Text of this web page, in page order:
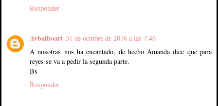
Responder
Avbalboart 31 de octubre de 2016 a las 7:46
A nosotras nos ha encantado, de hecho Amanda dice que para
reyes se va a pedir la segunda parte.
Bs
Responder